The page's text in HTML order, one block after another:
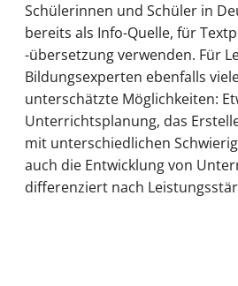
Schülerinnen und Schüler in
bereits als Info-Quelle, für
-übersetzung verwenden. Für
Bildungsexperten ebenfalls
unterschätzte Möglichkeiten:
Unterrichtsplanung, das
mit unterschiedlichen
auch die Entwicklung von
differenziert nach